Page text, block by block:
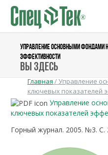
УПРАВЛЕНИЕ ОСНОВНЫМИ ФОНДАМИ
ЭФФЕКТИВНОСТИ
Вы здесь
Главная / Управление
ключевых показателей
Управление
ключевых показателей
Горный журнал. 2005. №3. С.